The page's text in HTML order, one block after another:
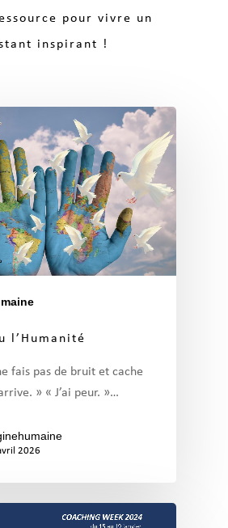
pour vivre un
inspirant !
l’Humanité
fais pas de bruit et cache
» « J’ai peur. »…
2026